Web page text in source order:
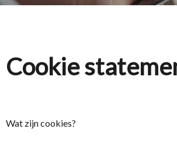
Cookie
Wat zijn cookies?